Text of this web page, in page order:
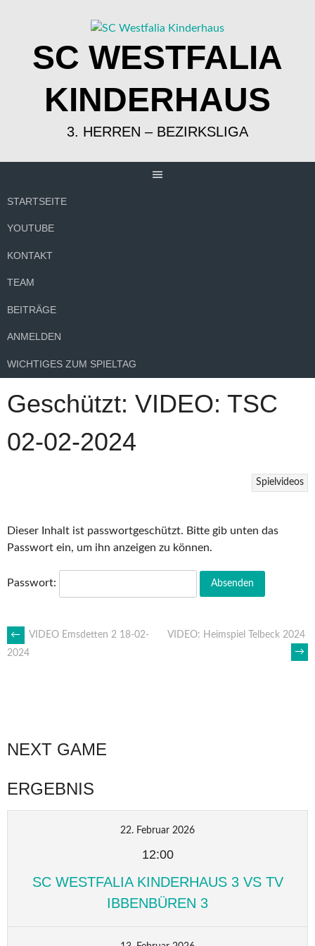
SC WESTFALIA
KINDERHAUS
3. HERREN – BEZIRKSLIGA
STARTSEITE
YOUTUBE
KONTAKT
TEAM
BEITRÄGE
ANMELDEN
WICHTIGES ZUM SPIELTAG
Geschützt: VIDEO: TSC
02-02-2024
Spielvideos
Dieser Inhalt ist passwortgeschützt. Bitte gib unten das
Passwort ein, um ihn anzeigen zu können.
Passwort:
ARTIKEL-
←
VIDEO Emsdetten 2 18-02-
2024
VIDEO: Heimspiel Telbeck 2024
→
NEXT GAME
ERGEBNIS
22. Februar 2026
12:00
SC WESTFALIA KINDERHAUS 3 VS TV
IBBENBÜREN 3